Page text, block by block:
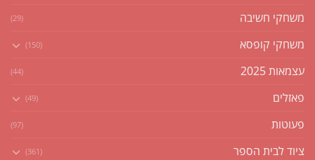
משחקי חשיבה (29)
משחקי קופסא (150)
עצמאות 2025 (44)
פאזלים (49)
פעוטות (97)
ציוד לבית הספר (361)